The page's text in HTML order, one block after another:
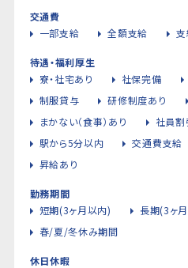
交通費
一部支給
全額支給 支
待遇・福利厚生
寮・社宅あり
社保完備
制服貸与
研修制度あり
まかない（食事）あり
社員割
駅から5分以内
交通費支給
昇給あり
勤務期間
短期(3ヶ月以内)
長期(3ヶ
春/夏/冬休み期間
休日休暇